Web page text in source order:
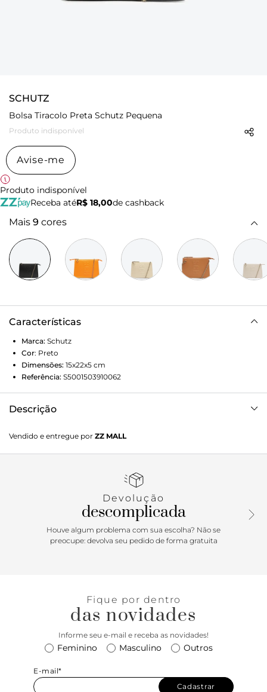
SCHUTZ
Bolsa Tiracolo Preta Schutz Pequena
Produto indisponível
Avise-me
Produto indisponível
Receba atéR$ 18,00de cashback
Mais 9 cores
Características
Marca: Schutz
Cor: Preto
Dimensões: 15x22x5 cm
Referência: S5001503910062
Descrição
combinação de praticidade e glamour. Seu design
compacto inclui um fecho de zíper seguro, uma alça de
- aquele toque extra de elegância para qualquer ocasião!
Vendido e entregue por ZZ MALL
Devolução
descomplicada
Houve algum problema com sua escolha? Não se
preocupe: devolva seu pedido de forma gratuita
Fique por dentro
das novidades
Informe seu e-mail e receba as novidades!
Feminino Masculino Outros
E-mail*
Cadastrar